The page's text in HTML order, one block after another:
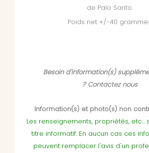
de Palo Santo.
Poids net +/-40
Besoin d'information(s)
?Contactez nous
Information(s) et photo(s) non
Les renseignements, propriétés, etc...
titre informatif. En aucun cas ces
peuvent remplacer l'avis d'un